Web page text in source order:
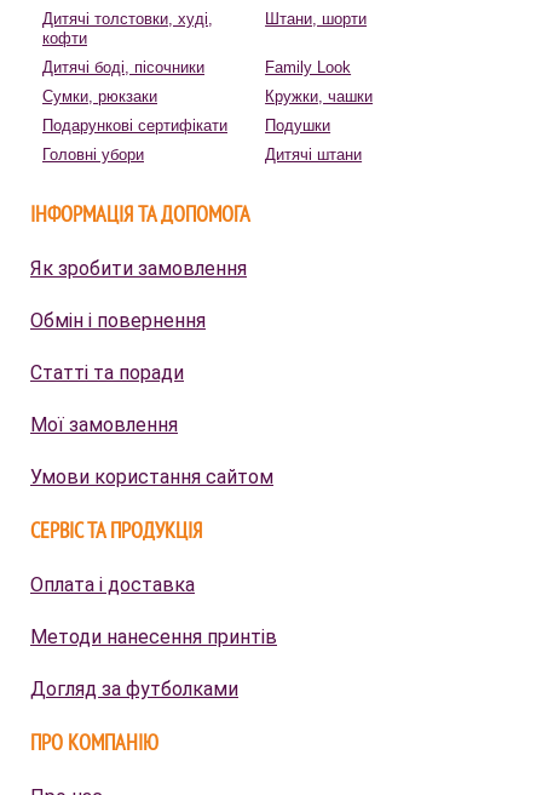
Дитячі толстовки, худі,
кофти
Штани, шорти
Дитячі боді, пісочники
Family Look
Сумки, рюкзаки
Кружки, чашки
Подарункові сертифікати
Подушки
Головні убори
Дитячі штани
ІНФОРМАЦІЯ ТА ДОПОМОГА
Як зробити замовлення
Обмін і повернення
Статті та поради
Мої замовлення
Умови користання сайтом
СЕРВІС ТА ПРОДУКЦІЯ
Оплата і доставка
Методи нанесення принтів
Догляд за футболками
ПРО КОМПАНІЮ